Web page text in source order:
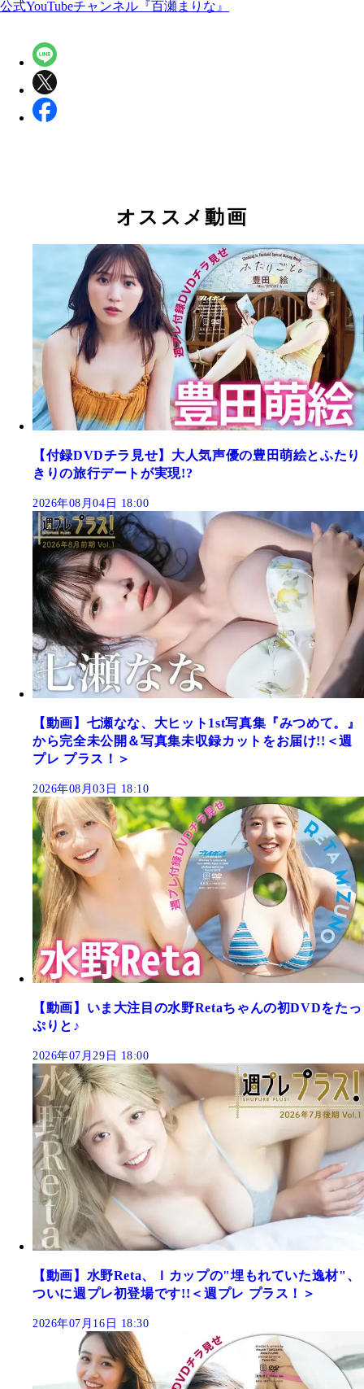
公式YouTubeチャンネル『百瀬まりな』
オススメ動画
【付録DVDチラ見せ】大人気声優の豊田萌絵とふたり
きりの旅行デートが実現!?
2026年08月04日 18:00
【動画】七瀬なな、大ヒット1st写真集『みつめて。』
から完全未公開＆写真集未収録カットをお届け!!＜週
プレ プラス！＞
2026年08月03日 18:10
【動画】いま大注目の水野Retaちゃんの初DVDをたっ
ぷりと♪
2026年07月29日 18:00
【動画】水野Reta、Ｉカップの"埋もれていた逸材"、
ついに週プレ初登場です!!＜週プレ プラス！＞
2026年07月16日 18:30